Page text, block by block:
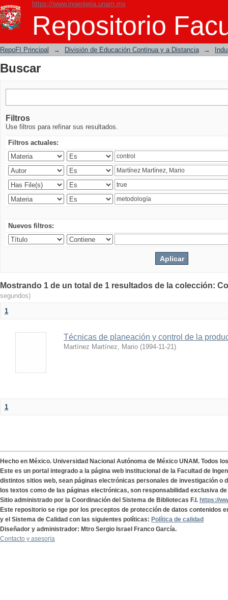
https://www.ingenieria.unam.mx
Repositorio
Buscar
RepoFI Principal → División de Educación Continua y a Distancia →
Buscar
Filtros
Use filtros para refinar sus resultados.
Filtros actuales:
Nuevos filtros:
Mostrando 1 de un total de 1 resultados de la colección:
segundos)
1
Técnicas de planeación y control de la
Martínez Martínez, Mario (1994-11-21)
1
Hecho en México. Universidad Nacional Autónoma de México UNAM. Todos
Este es un portal integrado a la página web institucional de la Facultad de
distintos sitios web, sean páginas electrónicas personales de investigación o
los textos como de las páginas electrónicas, son responsabilidad exclusiva
Sitio administrado por la Coordinación del Sistema de Bibliotecas F.I. https://
Este repositorio se rige por los preceptos de protección de datos contenidos
y el Sistema de Calidad con las siguientes políticas: Política de calidad
Diseñador y administrador: Mtro Sergio Israel Franco García.
Contacto y asesoría